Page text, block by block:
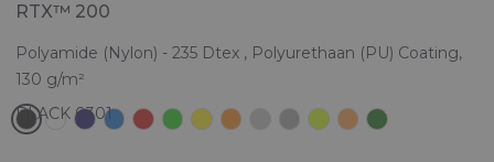
RTX™ 200
Polyamide (Nylon) - 235 Dtex , Polyurethaan (PU) Coating,
130 g/m²